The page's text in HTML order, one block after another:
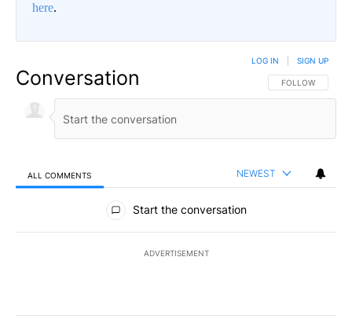
here.
Conversation FOLLOW THIS
FOLLOW
LOG IN SIGN UP
ALL COMMENTS NEWEST
All Comments
Start the conversation
ADVERTISEMENT